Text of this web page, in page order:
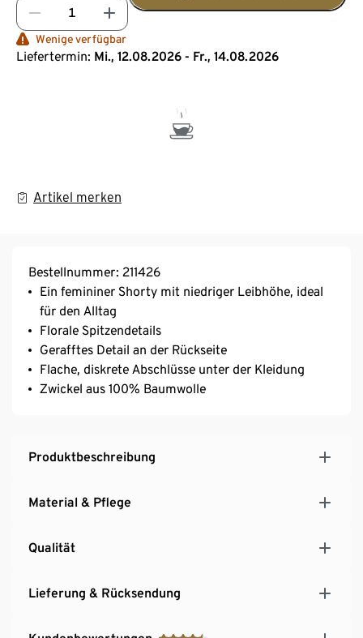
Wenige verfügbar
Liefertermin: Mi., 12.08.2026 - Fr., 14.08.2026
Artikel merken
Bestellnummer: 211426
Ein femininer Shorty mit niedriger Leibhöhe, ideal
für den Alltag
Florale Spitzendetails
Gerafftes Detail an der Rückseite
Flache, diskrete Abschlüsse unter der Kleidung
Zwickel aus 100% Baumwolle
Produktbeschreibung
Material & Pflege
Qualität
Lieferung & Rücksendung